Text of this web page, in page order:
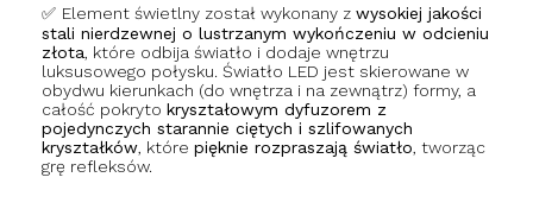
✅ Element świetlny został wykonany z wysokiej jakości
stali nierdzewnej o lustrzanym wykończeniu w odcieniu
złota, które odbija światło i dodaje wnętrzu
luksusowego połysku. Światło LED jest skierowane w
obydwu kierunkach (do wnętrza i na zewnątrz) formy, a
całość pokryto kryształowym dyfuzorem z
pojedynczych starannie ciętych i szlifowanych
kryształków, które pięknie rozpraszają światło, tworząc
grę refleksów.